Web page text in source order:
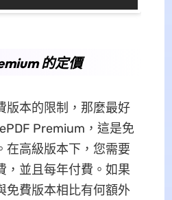
的定價
版本的限制，那麼最好
Premium，這是免
在高級版本下，您需要
，並且每年付費。如果
免費版本相比有何額外